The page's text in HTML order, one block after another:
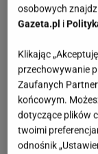
osobowych
Gazeta.pl i
Klikając
przechowywanie
Zaufanych
końcowym.
dotyczące plików
twoimi
odnośnik